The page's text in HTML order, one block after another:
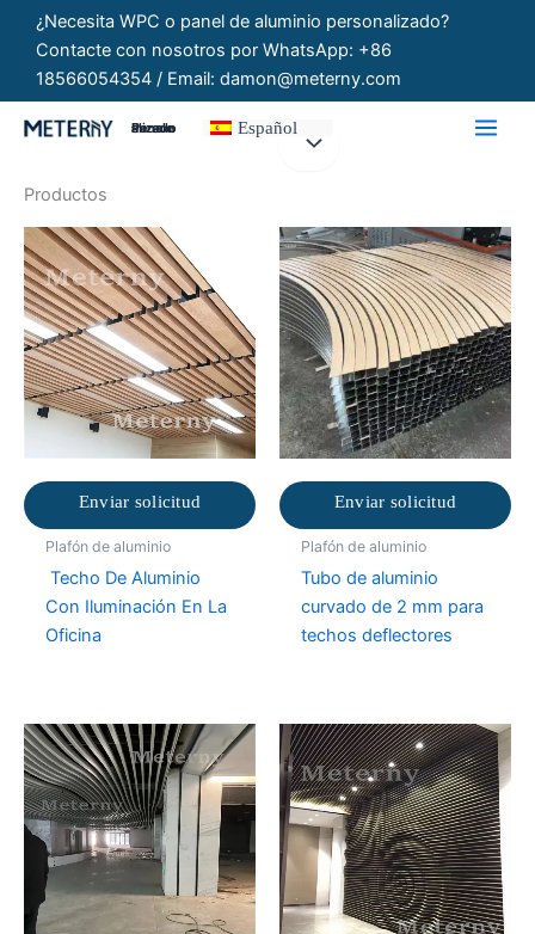
contenido
¿Necesita WPC o panel de aluminio personalizado?
Contacte con nosotros por WhatsApp: +86
18566054354 / Email: damon@meterny.com
Paneles Personalizados Español
Productos
Enviar solicitud
Plafón de aluminio
Techo De Aluminio
Con Iluminación En La
Oficina
Enviar solicitud
Plafón de aluminio
Tubo de aluminio
curvado de 2 mm para
techos deflectores